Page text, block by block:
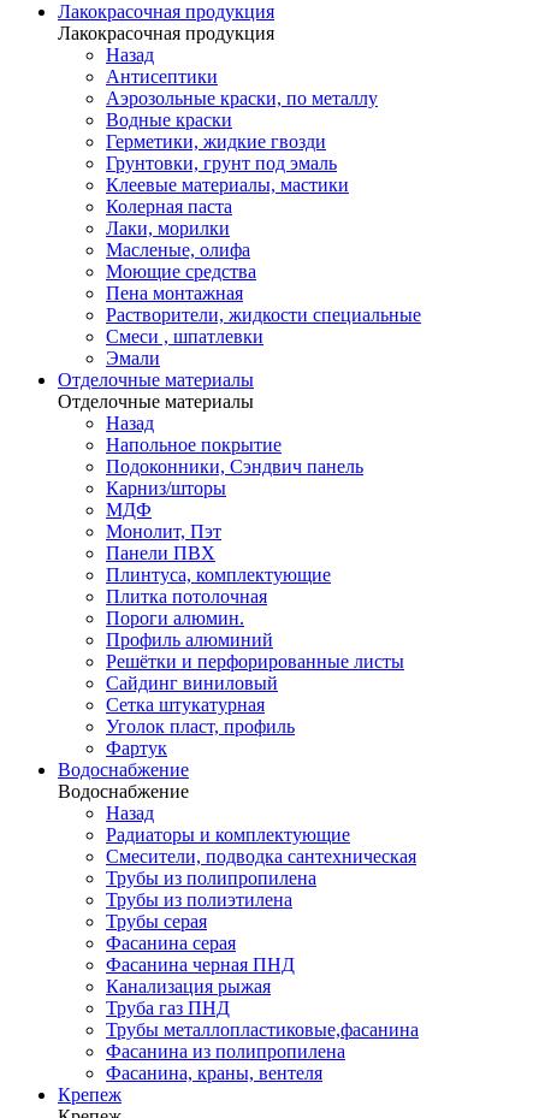
Лакокрасочная продукция
Лакокрасочная продукция
Назад
Антисептики
Аэрозольные краски, по металлу
Водные краски
Герметики, жидкие гвозди
Грунтовки, грунт под эмаль
Клеевые материалы, мастики
Колерная паста
Лаки, морилки
Масленые, олифа
Моющие средства
Пена монтажная
Растворители, жидкости специальные
Смеси , шпатлевки
Эмали
Отделочные материалы
Отделочные материалы
Назад
Напольное покрытие
Подоконники, Сэндвич панель
Карниз/шторы
МДФ
Монолит, Пэт
Панели ПВХ
Плинтуса, комплектующие
Плитка потолочная
Пороги алюмин.
Профиль алюминий
Решётки и перфорированные листы
Сайдинг виниловый
Сетка штукатурная
Уголок пласт, профиль
Фартук
Водоснабжение
Водоснабжение
Назад
Радиаторы и комплектующие
Смесители, подводка сантехническая
Трубы из полипропилена
Трубы из полиэтилена
Трубы серая
Фасанина серая
Фасанина черная ПНД
Канализация рыжая
Труба газ ПНД
Трубы металлопластиковые,фасанина
Фасанина из полипропилена
Фасанина, краны, вентеля
Крепеж